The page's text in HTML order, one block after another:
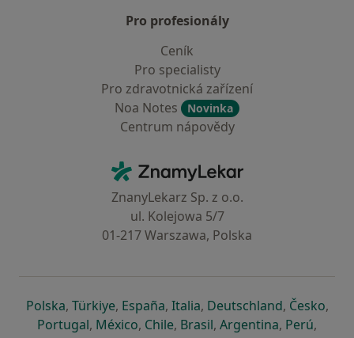
Pro profesionály
Ceník
Pro specialisty
Pro zdravotnická zařízení
Noa Notes
Novinka
Centrum nápovědy
ZnamyLekar - Hlavní stránka
ZnanyLekarz Sp. z o.o.
ul. Kolejowa 5/7
01-217 Warszawa, Polska
Polskase otevře v nové záložce
, Türkiyese otevře v nové záložce
, Españase otevře v nové záložce
, Italiase otevře v nové záložce
, Deutschlandse otevře v
, Českose
,
Portugalse otevře v nové záložce
, Méxicose otevře v nové záložce
, Chilese otevře v nové záložce
, Brasilse otevře v nové
, Argentinase otevře v
, Perúse
,